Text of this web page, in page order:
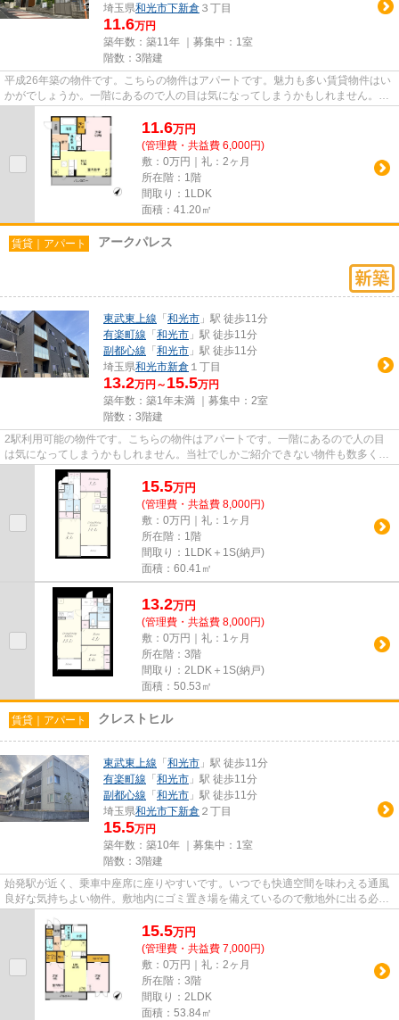
埼玉県和光市下新倉 ３丁目
11.6万円
築年数：築11年 ｜募集中： 1室
階数：3階建
平成26年築の物件です。こちらの物件はアパートです。魅力も多い賃貸物件はい
かがでしょうか。一階にあるので人の目は気になってしまうかもしれません。で
11.6万円
(管理費・共益費 6,000円)
敷：0万円｜礼：2ヶ月
所在階：1階
間取り：1LDK
面積：41.20㎡
賃貸｜アパート アークパレス
東武東上線 「 和光市 」駅 徒歩11分
有楽町線 「 和光市 」駅 徒歩11分
副都心線 「 和光市 」駅 徒歩11分
埼玉県和光市新倉 １丁目
13.2万円～ 15.5万円
築年数：築1年未満 ｜募集中： 2室
階数：3階建
2駅利用可能の物件です。こちらの物件はアパートです。一階にあるので人の目
は気になってしまうかもしれません。当社でしかご紹介できない物件も数多くご
ざいます！東武東上線和光市周...
15.5万円
(管理費・共益費 8,000円)
敷：0万円｜礼：1ヶ月
所在階：1階
間取り：1LDK＋1S(納戸)
面積：60.41㎡
13.2万円
(管理費・共益費 8,000円)
敷：0万円｜礼：1ヶ月
所在階：3階
間取り：2LDK＋1S(納戸)
面積：50.53㎡
賃貸｜アパート クレストヒル
東武東上線 「 和光市 」駅 徒歩11分
有楽町線 「 和光市 」駅 徒歩11分
副都心線 「 和光市 」駅 徒歩11分
埼玉県和光市下新倉 ２丁目
15.5万円
築年数：築10年 ｜募集中： 1室
階数：3階建
始発駅が近く、乗車中座席に座りやすいです。いつでも快適空間を味わえる通風
良好な気持ちよい物件。敷地内にゴミ置き場を備えているので敷地外に出る必要
15.5万円
(管理費・共益費 7,000円)
敷：0万円｜礼：2ヶ月
所在階：3階
間取り：2LDK
面積：53.84㎡